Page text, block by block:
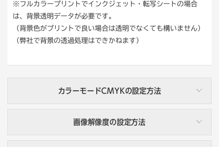
（埋め込み後）
方法① ファイルから画像を配置する場合
（アウトライン後）
アウトライン化の方法
※フルカラープリントでインクジェット・転写シートの場合
は、背景透明データが必要です。
（背景色がプリントで良い場合は透明でなくても構いません）
（弊社で背景の透過処理はできかねます）
カラーモードCMYKの設定方法
ファイル名の横にカラーモードが表示されています。CMYK
と表示されている場合はOKです。
画像解像度の設定方法